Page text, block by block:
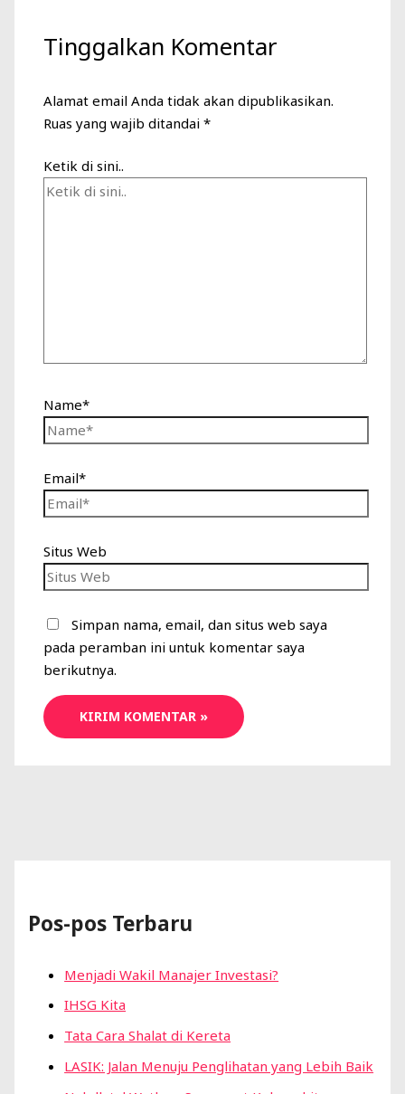
Tinggalkan Komentar
Alamat email Anda tidak akan dipublikasikan.
Ruas yang wajib ditandai*
Ketik di sini..
Name*
Email*
Situs Web
Simpan nama, email, dan situs web saya
pada peramban ini untuk komentar saya
berikutnya.
Pos-pos Terbaru
Menjadi Wakil Manajer Investasi?
IHSG Kita
Tata Cara Shalat di Kereta
LASIK: Jalan Menuju Penglihatan yang Lebih Baik